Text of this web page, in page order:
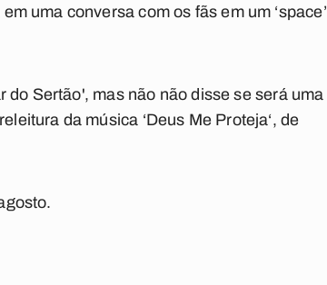
uma conversa com os fãs em um ‘space’
Sertão', mas não não disse se será uma
da música ‘Deus Me Proteja‘, de